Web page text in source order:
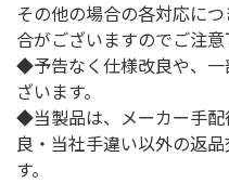
その他の場合の各対応に
合がございますのでご注意
◆予告なく仕様改良や、
ざいます。
◆当製品は、メーカー手
良・当社手違い以外の返
す。